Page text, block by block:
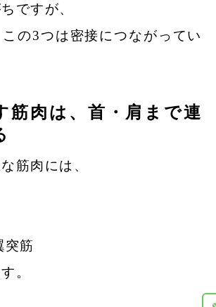
ですが、
の3つは密接につながってい
筋肉は、首・肩まで連
筋肉には、
突筋
。